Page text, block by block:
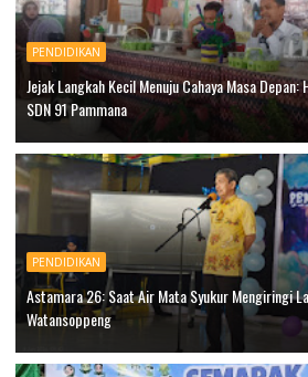
PENDIDIKAN
Jejak Langkah Kecil Menuju Cahaya Masa
SDN 91 Pammana
PENDIDIKAN
Astamara 26: Saat Air Mata Syukur Mengiringi
Watansoppeng